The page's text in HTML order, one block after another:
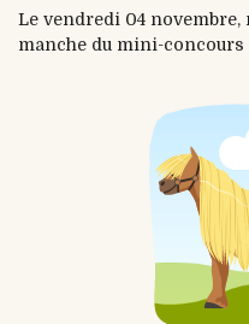
Le vendredi 04 novembre,
manche du mini-concours